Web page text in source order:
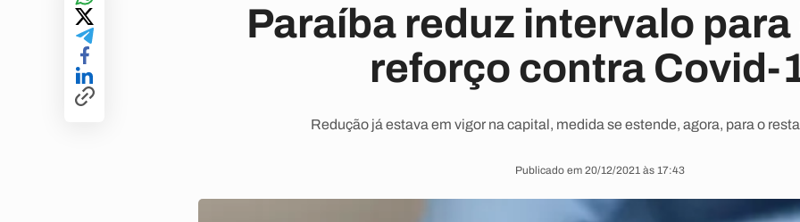
Paraíba reduz intervalo
reforço contra Covid-
Redução já estava em vigor na capital, medida se estende, agora, para o
Publicado em 20/12/2021 às 17:43